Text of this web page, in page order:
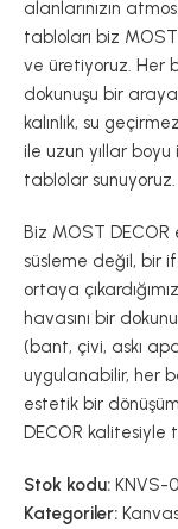
alanlarınızın
tabloları biz
ve üretiyoruz. Her
dokunuşu bir
kalınlık, su
ile uzun yıllar
tablolar sunuyoruz.
Biz MOST
süsleme değil, bir
ortaya
havasını bir
(bant, çivi, askı
uygulanabilir, her
estetik bir
DECOR
Stok kodu: KNVS-
Kategoriler: